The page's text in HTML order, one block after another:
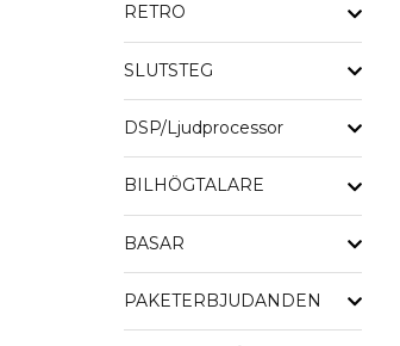
RETRO
SLUTSTEG
DSP/Ljudprocessor
BILHÖGTALARE
BASAR
PAKETERBJUDANDEN